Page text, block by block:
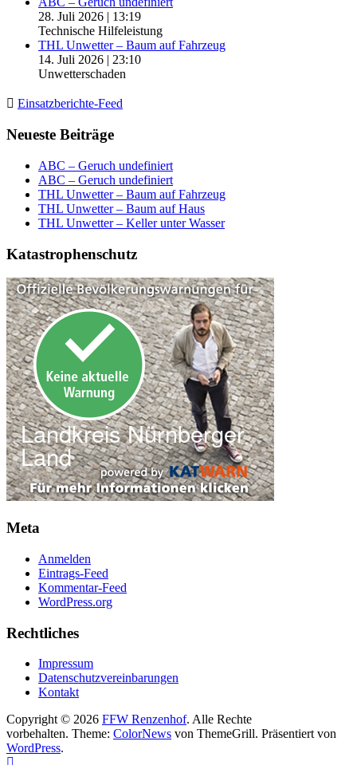
28. Juli 2026 | 13:19
Technische Hilfeleistung
THL Unwetter – Baum auf Fahrzeug
14. Juli 2026 | 23:10
Unwetterschaden
Einsatzberichte-Feed
Neueste Beiträge
ABC – Geruch undefiniert
ABC – Geruch undefiniert
THL Unwetter – Baum auf Fahrzeug
THL Unwetter – Baum auf Haus
THL Unwetter – Keller unter Wasser
Katastrophenschutz
Meta
Anmelden
Eintrags-Feed
Kommentar-Feed
WordPress.org
Rechtliches
Impressum
Datenschutzvereinbarungen
Kontakt
Copyright © 2026 FFW Renzenhof. Alle Rechte
vorbehalten. Theme: ColorNews von ThemeGrill. Präsentiert von
WordPress.